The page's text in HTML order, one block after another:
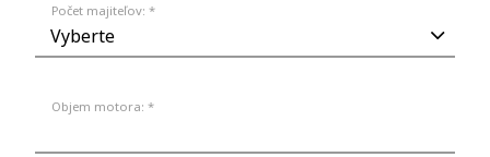
Počet majiteľov: *
Objem motora: *